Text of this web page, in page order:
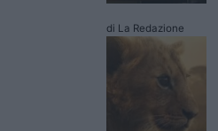
di La Redazione